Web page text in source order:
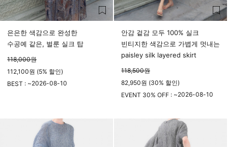
은은한 색감으로 완성한
수공예 같은, 벌룬 실크 탑
118,000원
112,100원 (5% 할인)
BEST : ~2026-08-10
안감 겉감 모두 100% 실크
빈티지한 색감으로 가볍게 멋내는
paisley silk layered skirt
118,500원
82,950원 (30% 할인)
EVENT 30% OFF : ~2026-08-10